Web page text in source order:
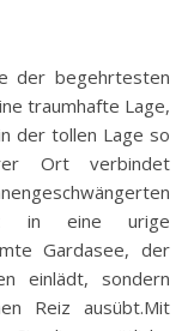
traumhafte Lage,
der tollen Lage so
Ort verbindet
in eine urige
Gardasee, der
einlädt, sondern
Reiz ausübt.Mit